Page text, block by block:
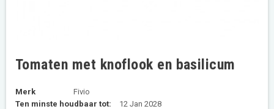
Tomaten met knoflook en basilicum
Merk
Fivio
Ten minste houdbaar tot:
12 Jan 2028